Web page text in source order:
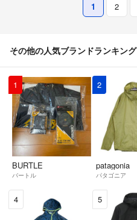
1 2
その他の人気ブランドランキング
1
BURTLE
バートル
2
patagonia
パタゴニア
4 5